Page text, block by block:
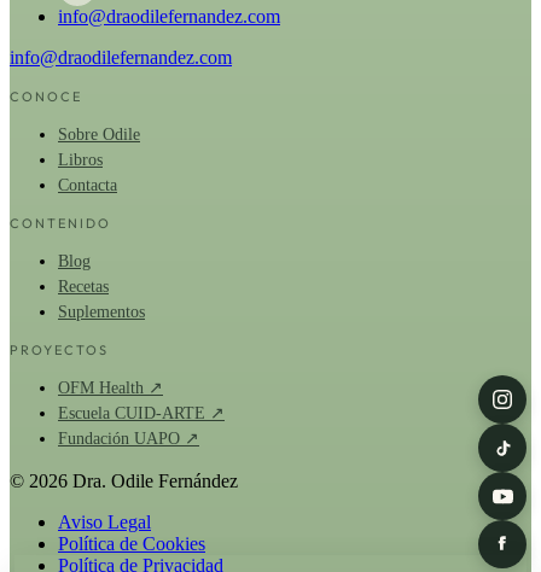
info@draodilefernandez.com
info@draodilefernandez.com
CONOCE
Sobre Odile
Libros
Contacta
CONTENIDO
Blog
Recetas
Suplementos
PROYECTOS
OFM Health ↗
Escuela CUID-ARTE ↗
Fundación UAPO ↗
© 2026 Dra. Odile Fernández
Aviso Legal
Política de Cookies
Política de Privacidad